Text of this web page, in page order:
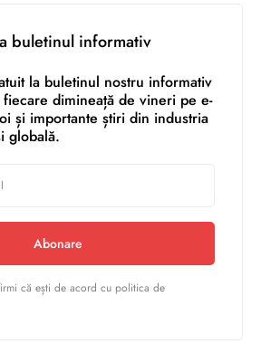
buletinul informativ
la buletinul nostru informativ
dimineață de vineri pe e-
și importante știri din industria
globală.
Abonare
că ești de acord cu politica de